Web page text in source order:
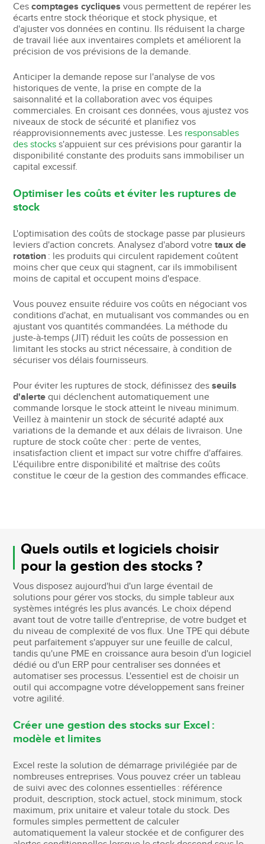
Cescomptages cycliques vous permettent de repérer les
écarts entre stock théorique et stock physique, et
d'ajuster vos données en continu. Ils réduisent la charge
de travail liée aux inventaires complets et améliorent la
précision de vos prévisions de la demande.
Anticiper la demande repose sur l'analyse de vos
historiques de vente, la prise en compte de la
saisonnalité et la collaboration avec vos équipes
commerciales. En croisant ces données, vous ajustez vos
niveaux de stock de sécurité et planifiez vos
réapprovisionnements avec justesse. Les responsables
des stocks s'appuient sur ces prévisions pour garantir la
disponibilité constante des produits sans immobiliser un
capital excessif.
Optimiser les coûts et éviter les ruptures de
stock
L'optimisation des coûts de stockage passe par plusieurs
leviers d'action concrets. Analysez d'abord votretaux de
rotation : les produits qui circulent rapidement coûtent
moins cher que ceux qui stagnent, car ils immobilisent
moins de capital et occupent moins d'espace.
Vous pouvez ensuite réduire vos coûts en négociant vos
conditions d'achat, en mutualisant vos commandes ou en
ajustant vos quantités commandées. La méthode du
juste-à-temps (JIT) réduit les coûts de possession en
limitant les stocks au strict nécessaire, à condition de
sécuriser vos délais fournisseurs.
Pour éviter les ruptures de stock, définissez desseuils
d'alerte qui déclenchent automatiquement une
commande lorsque le stock atteint le niveau minimum.
Veillez à maintenir un stock de sécurité adapté aux
variations de la demande et aux délais de livraison. Une
rupture de stock coûte cher : perte de ventes,
insatisfaction client et impact sur votre chiffre d'affaires.
L'équilibre entre disponibilité et maîtrise des coûts
constitue le cœur de la gestion des commandes efficace.
Quels outils et logiciels choisir
pour la gestion des stocks ?
Vous disposez aujourd'hui d'un large éventail de
solutions pour gérer vos stocks, du simple tableur aux
systèmes intégrés les plus avancés. Le choix dépend
avant tout de votre taille d'entreprise, de votre budget et
du niveau de complexité de vos flux. Une TPE qui débute
peut parfaitement s'appuyer sur une feuille de calcul,
tandis qu'une PME en croissance aura besoin d'un logiciel
dédié ou d'un ERP pour centraliser ses données et
automatiser ses processus. L'essentiel est de choisir un
outil qui accompagne votre développement sans freiner
votre agilité.
Créer une gestion des stocks sur Excel :
modèle et limites
Excel reste la solution de démarrage privilégiée par de
nombreuses entreprises. Vous pouvez créer un tableau
de suivi avec des colonnes essentielles : référence
produit, description, stock actuel, stock minimum, stock
maximum, prix unitaire et valeur totale du stock. Des
formules simples permettent de calculer
automatiquement la valeur stockée et de configurer des